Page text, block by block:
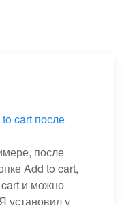
cart после
после
Add to cart,
cart и можно
установил у